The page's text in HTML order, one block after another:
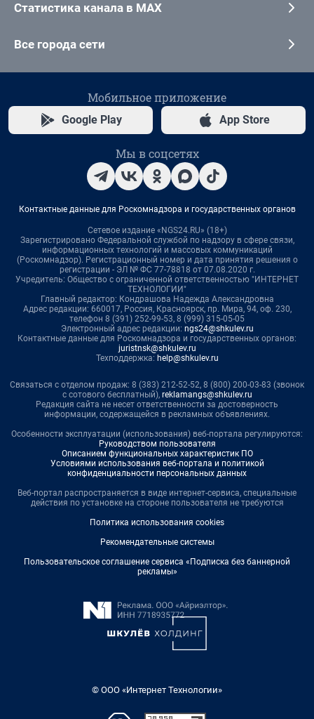
Статистика канала в MAX
Все города сети
Мобильное приложение
Google Play App Store
Мы в соцсетях
Контактные данные для Роскомнадзора и государственных органов
Сетевое издание «NGS24.RU» (18+)
Зарегистрировано Федеральной службой по надзору в сфере связи,
информационных технологий и массовых коммуникаций
(Роскомнадзор). Регистрационный номер и дата принятия решения о
регистрации - ЭЛ № ФС 77-78818 от 07.08.2020 г.
Учредитель: Общество с ограниченной ответственностью "ИНТЕРНЕТ
ТЕХНОЛОГИИ"
Главный редактор: Кондрашова Надежда Александровна
Адрес редакции: 660017, Россия, Красноярск, пр. Мира, 94, оф. 230,
телефон 8 (391) 252-99-53, 8 (999) 315-05-05
Электронный адрес редакции: ngs24@shkulev.ru
Контактные данные для Роскомнадзора и государственных органов:
juristnsk@shkulev.ru
Техподдержка: help@shkulev.ru
Связаться с отделом продаж: 8 (383) 212-52-52, 8 (800) 200-03-83 (звонок
с сотового бесплатный), reklamangs@shkulev.ru
Редакция сайта не несет ответственности за достоверность
информации, содержащейся в рекламных объявлениях.
Особенности эксплуатации (использования) веб-портала регулируются:
Руководством пользователя
Описанием функциональных характеристик ПО
Условиями использования веб-портала и политикой
конфиденциальности персональных данных
Веб-портал распространяется в виде интернет-сервиса, специальные
действия по установке на стороне пользователя не требуются
Политика использования cookies
Рекомендательные системы
Пользовательское соглашение сервиса «Подписка без баннерной
рекламы»
© ООО «Интернет Технологии»